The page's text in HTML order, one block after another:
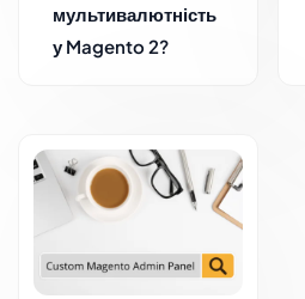
мультивалютність
у Magento 2?